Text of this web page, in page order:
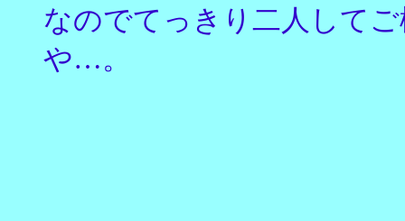
なのでてっきり二人して
や…。